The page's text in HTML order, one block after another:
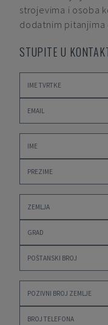
strojevima i osoba
dodatnim pitanjima
STUPITE U